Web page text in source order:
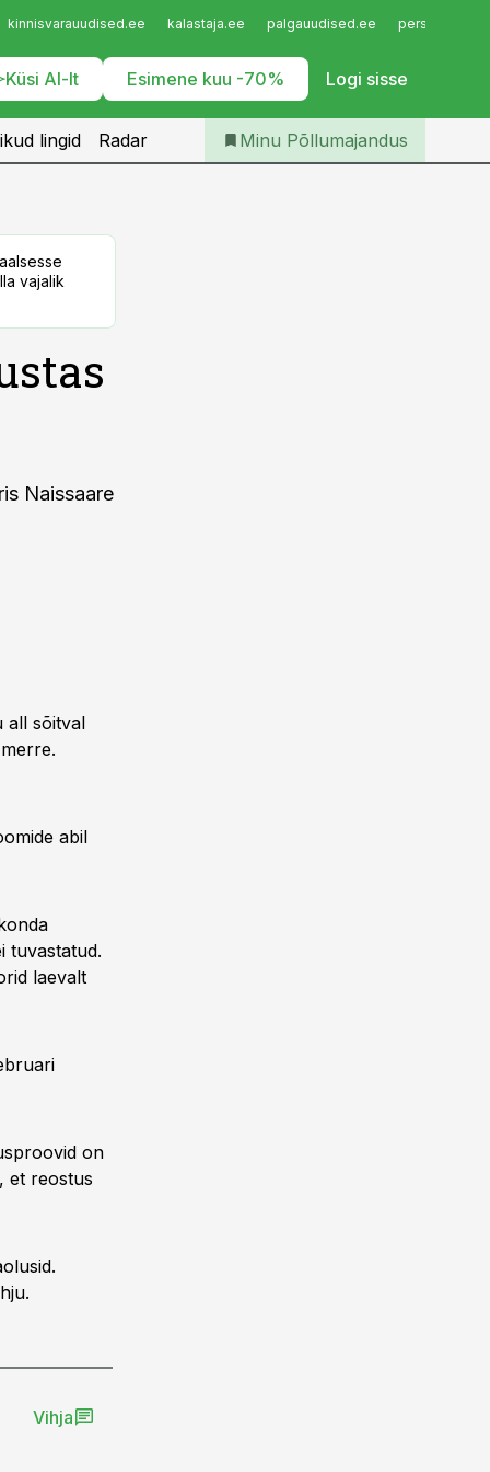
kinnisvarauudised.ee kalastaja.ee palgauudised.ee
Küsi AI-lt Esimene kuu -70% Logi sisse
Iseteenindus
Telli Põllumajandus
lingid Radar Minu Põllumajandus
vajalik
Naissaare
all sõitval
abil
tuvastatud.
laevalt
on
et reostus
Vihja